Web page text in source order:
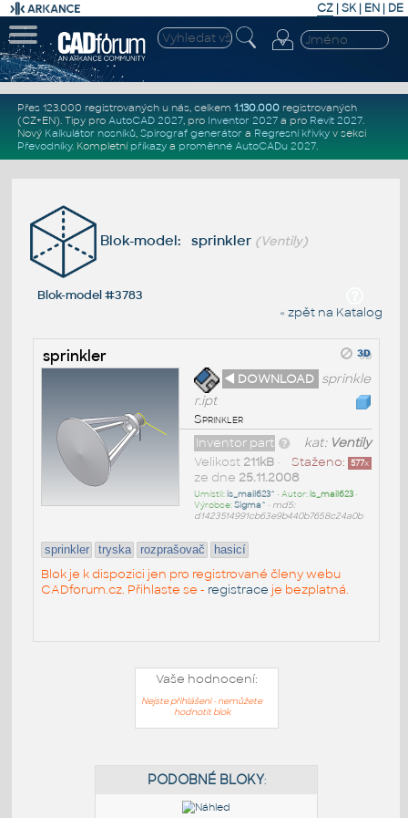
CZ | SK| EN | DE
Přes 123.000 registrovaných u nás, celkem 1.130.000registrovaných
(CZ+EN). Tipy pro AutoCAD 2027, pro Inventor 2027a pro Revit 2027.
Nový Kalkulátor nosníků, Spirograf generátor a Regresní křivkyv sekci
Převodníky. Kompletní příkazya proměnné AutoCADu 2027.
Blok-model: sprinkler (Ventily)
Blok-model #3783
« zpět na Katalog
sprinkler
◄ DOWNLOAD sprinkle
r.ipt
Sprinkler
kat: Ventily
Inventor part
Staženo: 577x
Velikost 211kB•
ze dne 25.11.2008
Umístil:is_mail623^ • Autor:is_mail623•
Výrobce:Sigma^ • md5:
d1423514991cb63e9b440b7658c24a0b
sprinkler tryska rozprašovač hasicí
Blok je k dispozici jen pro registrované členy webu
CADforum.cz. Přihlaste se - registrace je bezplatná.
Vaše hodnocení:
Nejste přihlášeni - nemůžete
hodnotit blok